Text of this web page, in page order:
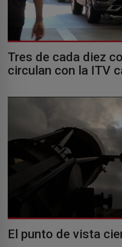
Tres de cada diez
circulan con la ITV
El punto de vista